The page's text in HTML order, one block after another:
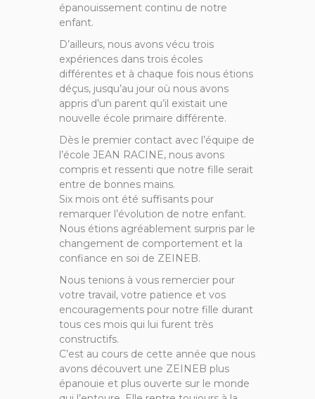
épanouissement continu de notre
enfant.
D’ailleurs, nous avons vécu trois
expériences dans trois écoles
différentes et à chaque fois nous étions
déçus, jusqu’au jour où nous avons
appris d’un parent qu’il existait une
nouvelle école primaire différente.
Dès le premier contact avec l’équipe de
l’école JEAN RACINE, nous avons
compris et ressenti que notre fille serait
entre de bonnes mains.
Six mois ont été suffisants pour
remarquer l’évolution de notre enfant.
Nous étions agréablement surpris par le
changement de comportement et la
confiance en soi de ZEINEB.
Nous tenions à vous remercier pour
votre travail, votre patience et vos
encouragements pour notre fille durant
tous ces mois qui lui furent très
constructifs.
C’est au cours de cette année que nous
avons découvert une ZEINEB plus
épanouie et plus ouverte sur le monde